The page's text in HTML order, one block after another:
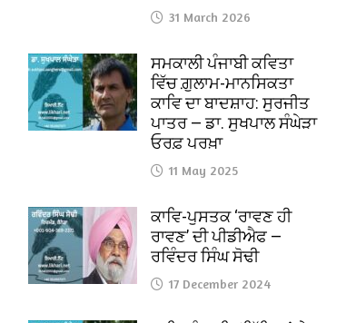
31 March 2026
ਸਮਕਾਲੀ ਪੰਜਾਬੀ ਕਵਿਤਾ
ਵਿੱਚ ਗ਼ੁਲਾਮ-ਮਾਨਸਿਕਤਾ
ਕਾਵਿ ਦਾ ਬਾਦਸ਼ਾਹ: ਸੁਰਜੀਤ
ਪਾਤਰ — ਡਾ. ਸੁਖਪਾਲ ਸੰਘੇੜਾ
ਓਰਫ਼ ਪਰਖ਼ਾ
11 May 2025
ਕਾਵਿ-ਪੁਸਤਕ ‘ਰਾਵਣ ਹੀ
ਰਾਵਣ’ ਦੀ ਪੀਡੀਐਫ —
ਰਵਿੰਦਰ ਸਿੰਘ ਸੋਢੀ
17 December 2024